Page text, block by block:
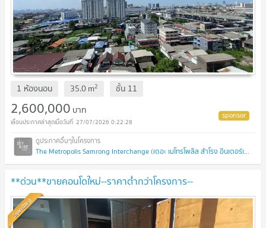
1 ห้องนอน 35.0m2 ชั้น 11
2,600,000 บาท
27/07/2026 0:22:28
The Metropolis Samrong Interchange (เดอะ เมโทรโพลิส สำโรง อินเตอร์เชนจ์)
**ด่วน**ขายคอนโดใหม่--ราคาต่ำกว่าโครงการ--
Standard